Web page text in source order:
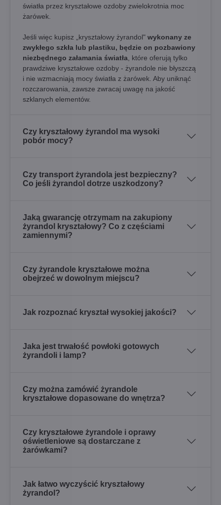
światła przez kryształowe ozdoby zwielokrotnia moc
żarówek.
Jeśli więc kupisz „kryształowy żyrandol" wykonany ze
zwykłego szkła lub plastiku, będzie on pozbawiony
niezbędnego załamania światła , które oferują tylko
prawdziwe kryształowe ozdoby - żyrandole nie błyszczą
i nie wzmacniają mocy światła z żarówek. Aby uniknąć
rozczarowania, zawsze zwracaj uwagę na jakość
szklanych elementów.
Czy kryształowy żyrandol ma wysoki
pobór mocy?
Czy transport żyrandola jest bezpieczny?
Co jeśli żyrandol dotrze uszkodzony?
Jaką gwarancję otrzymam na zakupiony
żyrandol kryształowy? Co z częściami
zamiennymi?
Czy żyrandole kryształowe można
obejrzeć w dowolnym miejscu?
Jak rozpoznać kryształ wysokiej jakości?
Jaka jest trwałość powłoki gotowych
żyrandoli i lamp?
Czy można zamówić żyrandole
kryształowe dopasowane do wnętrza?
Czy kryształowe żyrandole i oprawy
oświetleniowe są dostarczane z
żarówkami?
Jak łatwo wyczyścić kryształowy
żyrandol?